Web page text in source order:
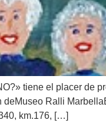
tiene el placer de
Ralli
km.176, […]